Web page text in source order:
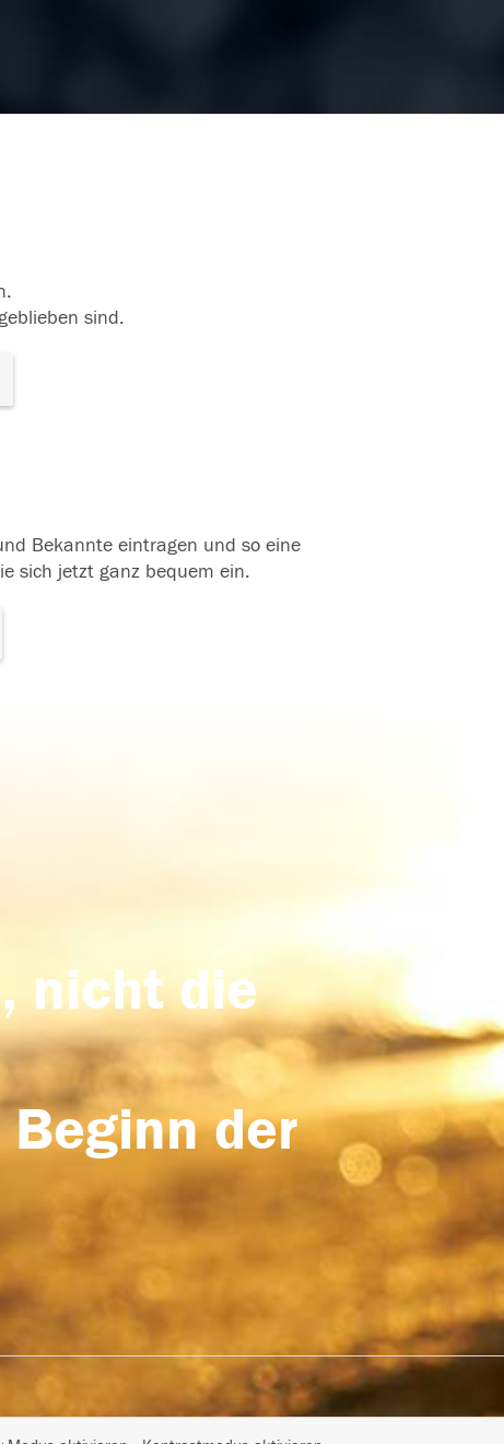
sind.
Bekannte eintragen und so eine
sich jetzt ganz bequem ein.
nicht die
Beginn der